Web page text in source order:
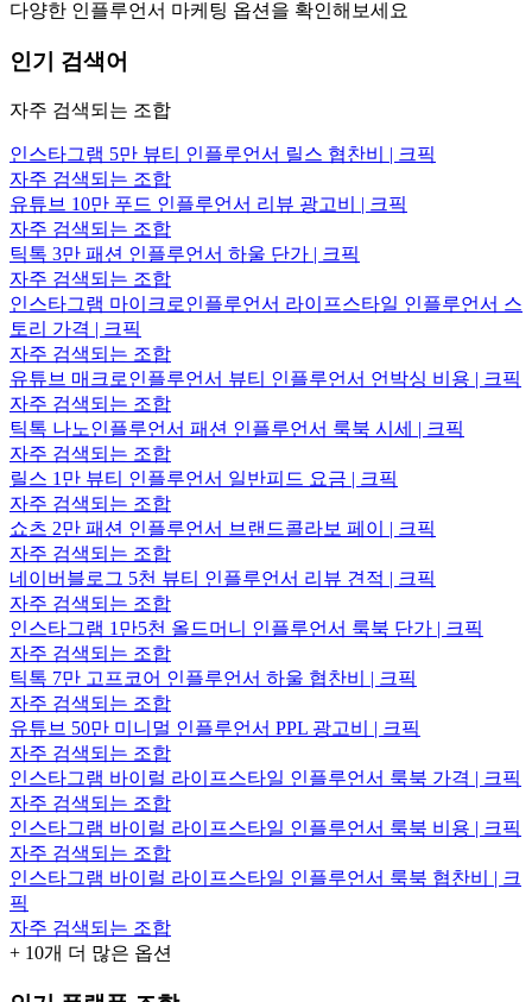
다양한 인플루언서 마케팅 옵션을 확인해보세요
인기 검색어
자주 검색되는 조합
인스타그램 5만 뷰티 인플루언서 릴스 협찬비 | 크픽
자주 검색되는 조합
유튜브 10만 푸드 인플루언서 리뷰 광고비 | 크픽
자주 검색되는 조합
틱톡 3만 패션 인플루언서 하울 단가 | 크픽
자주 검색되는 조합
인스타그램 마이크로인플루언서 라이프스타일 인플루언서 스
토리 가격 | 크픽
자주 검색되는 조합
유튜브 매크로인플루언서 뷰티 인플루언서 언박싱 비용 | 크픽
자주 검색되는 조합
틱톡 나노인플루언서 패션 인플루언서 룩북 시세 | 크픽
자주 검색되는 조합
릴스 1만 뷰티 인플루언서 일반피드 요금 | 크픽
자주 검색되는 조합
쇼츠 2만 패션 인플루언서 브랜드콜라보 페이 | 크픽
자주 검색되는 조합
네이버블로그 5천 뷰티 인플루언서 리뷰 견적 | 크픽
자주 검색되는 조합
인스타그램 1만5천 올드머니 인플루언서 룩북 단가 | 크픽
자주 검색되는 조합
틱톡 7만 고프코어 인플루언서 하울 협찬비 | 크픽
자주 검색되는 조합
유튜브 50만 미니멀 인플루언서 PPL 광고비 | 크픽
자주 검색되는 조합
인스타그램 바이럴 라이프스타일 인플루언서 룩북 가격 | 크픽
자주 검색되는 조합
인스타그램 바이럴 라이프스타일 인플루언서 룩북 비용 | 크픽
자주 검색되는 조합
인스타그램 바이럴 라이프스타일 인플루언서 룩북 협찬비 | 크
픽
자주 검색되는 조합
+ 10개 더 많은 옵션